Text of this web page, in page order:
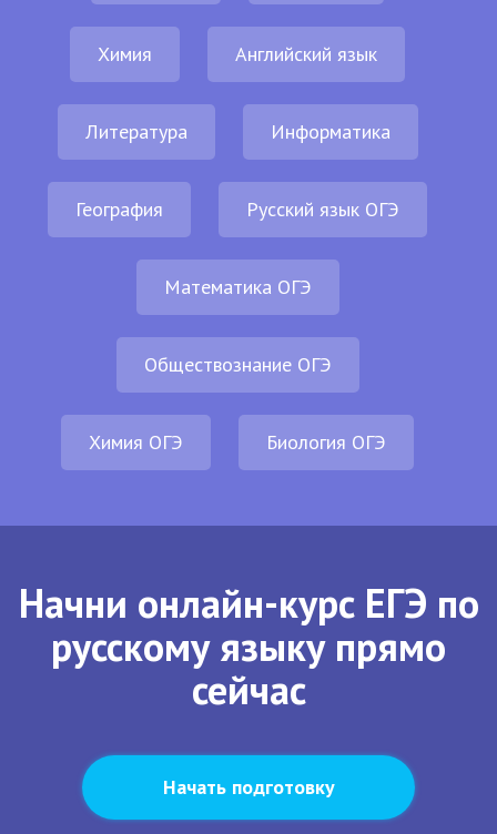
Химия Английский язык
Литература Информатика
География Русский язык ОГЭ
Математика ОГЭ
Обществознание ОГЭ
Химия ОГЭ Биология ОГЭ
Начни онлайн-курс ЕГЭ по
русскому языку прямо
сейчас
Начать подготовку